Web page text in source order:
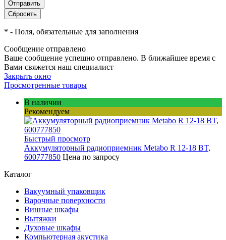
* - Поля, обязательные для заполнения
Сообщение отправлено
Ваше сообщение успешно отправлено. В ближайшее время с
Вами свяжется наш специалист
Закрыть окно
Просмотренные товары
В наличии
Рекомендуем
Быстрый просмотр
Аккумуляторный радиоприемник Metabo R 12-18 BT,
600777850 Цена по запросу
Каталог
Вакуумный упаковщик
Варочные поверхности
Винные шкафы
Вытяжки
Духовые шкафы
Компьютерная акустика